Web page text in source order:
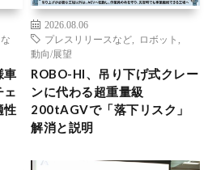
車
ェ
性
2026.08.06
プレスリリースなど
ロボット
動向/展望
ROBO-HI、吊り下げ式クレー
ンに代わる超重量級
200tAGVで「落下リスク」
解消と説明